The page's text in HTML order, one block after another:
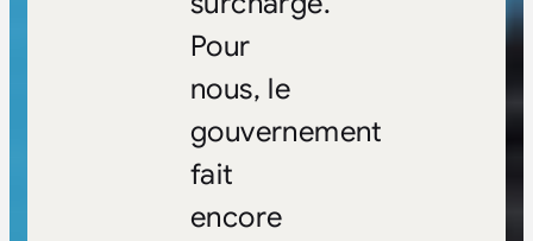
Pour
nous, le
gouvernement
fait
encore